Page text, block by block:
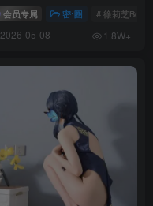
会员专属 密⋅圈 # 徐莉芝Booty
2026-05-08 1.8W+